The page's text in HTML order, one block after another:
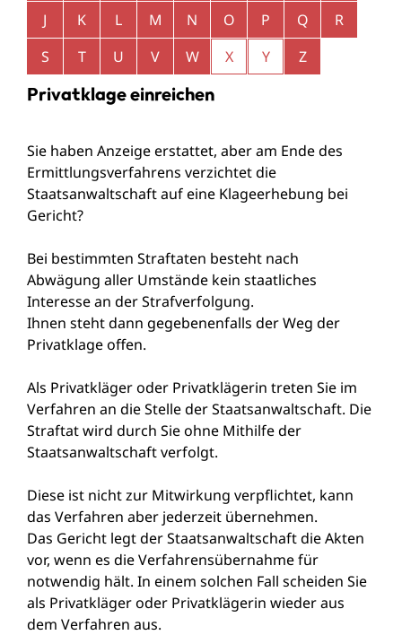
J
K L M N O P Q
R
S
T U V W X Y Z
Privatklage einreichen
Sie haben Anzeige erstattet, aber am Ende des
Ermittlungsverfahrens verzichtet die
Staatsanwaltschaft auf eine Klageerhebung bei
Gericht?
Bei bestimmten Straftaten besteht nach
Abwägung aller Umstände kein staatliches
Interesse an der Strafverfolgung.
Ihnen steht dann gegebenenfalls der Weg der
Privatklage offen.
Als Privatkläger oder Privatklägerin treten Sie im
Verfahren an die Stelle der Staatsanwaltschaft. Die
Straftat wird durch Sie ohne Mithilfe der
Staatsanwaltschaft verfolgt.
Diese ist nicht zur Mitwirkung verpflichtet, kann
das Verfahren aber jederzeit übernehmen.
Das Gericht legt der Staatsanwaltschaft die Akten
vor, wenn es die Verfahrensübernahme für
notwendig hält. In einem solchen Fall scheiden Sie
als Privatkläger oder Privatklägerin wieder aus
dem Verfahren aus.